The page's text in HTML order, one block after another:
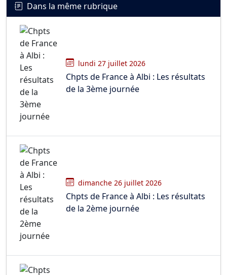
Dans la même rubrique
lundi 27 juillet 2026
Chpts de France à Albi : Les résultats
de la 3ème journée
dimanche 26 juillet 2026
Chpts de France à Albi : Les résultats
de la 2ème journée